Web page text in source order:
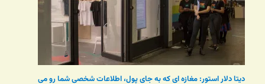
دیتا دلار استور: مغازه ای که به جای پول، اطلاعات شخصی شما رو می